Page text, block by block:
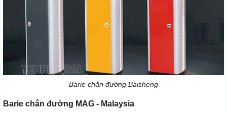
Barie chắn đường Baisheng
Barie chắn đường MAG - Malaysia